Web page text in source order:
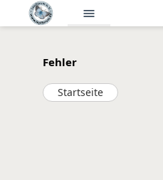
menu
Fehler
Startseite